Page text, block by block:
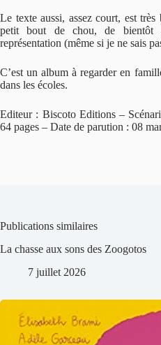
Le texte aussi, assez court, est
petit bout de chou, de bientôt
représentation (même si je ne sais
C’est un album à regarder en
dans les écoles.
Editeur : Biscoto Editions –
64 pages – Date de parution : 08
Publications similaires
La chasse aux sons des Zoogotos
7 juillet 2026